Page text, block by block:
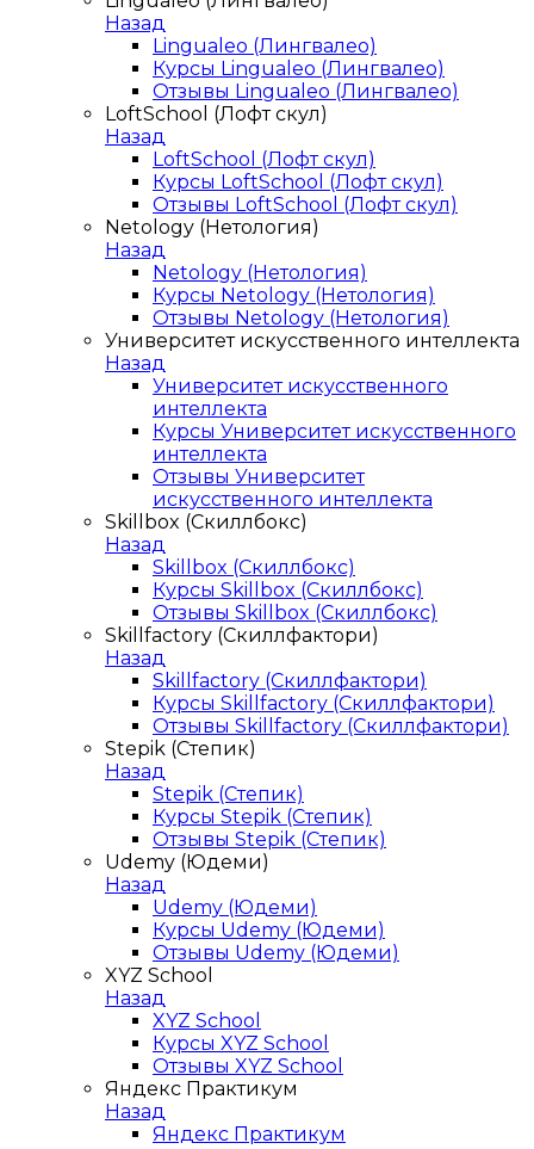
Назад
Lingualeo (Лингвалео)
Курсы Lingualeo (Лингвалео)
Отзывы Lingualeo (Лингвалео)
LoftSchool (Лофт скул)
Назад
LoftSchool (Лофт скул)
Курсы LoftSchool (Лофт скул)
Отзывы LoftSchool (Лофт скул)
Netology (Нетология)
Назад
Netology (Нетология)
Курсы Netology (Нетология)
Отзывы Netology (Нетология)
Университет искусственного интеллекта
Назад
Университет искусственного
интеллекта
Курсы Университет искусственного
интеллекта
Отзывы Университет
искусственного интеллекта
Skillbox (Скиллбокс)
Назад
Skillbox (Скиллбокс)
Курсы Skillbox (Скиллбокс)
Отзывы Skillbox (Скиллбокс)
Skillfactory (Скиллфактори)
Назад
Skillfactory (Скиллфактори)
Курсы Skillfactory (Скиллфактори)
Отзывы Skillfactory (Скиллфактори)
Stepik (Степик)
Назад
Stepik (Степик)
Курсы Stepik (Степик)
Отзывы Stepik (Степик)
Udemy (Юдеми)
Назад
Udemy (Юдеми)
Курсы Udemy (Юдеми)
Отзывы Udemy (Юдеми)
XYZ School
Назад
XYZ School
Курсы XYZ School
Отзывы XYZ School
Яндекс Практикум
Назад
Яндекс Практикум